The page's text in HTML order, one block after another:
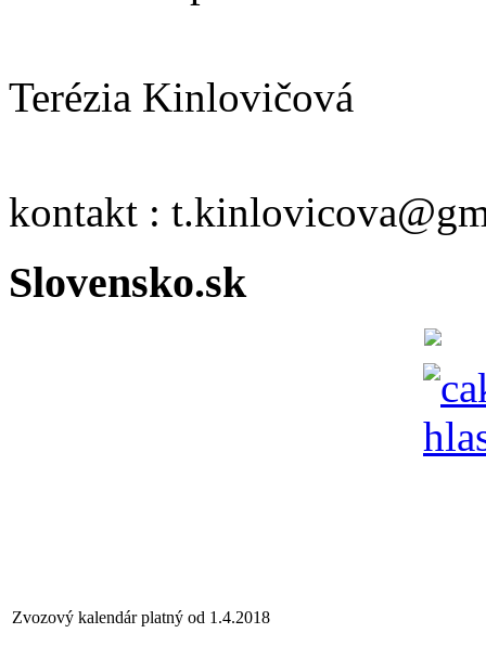
Terézia Kinlovičová
kontakt :
Slovensko.sk
Zvozový kalendár platný od 1.4.2018